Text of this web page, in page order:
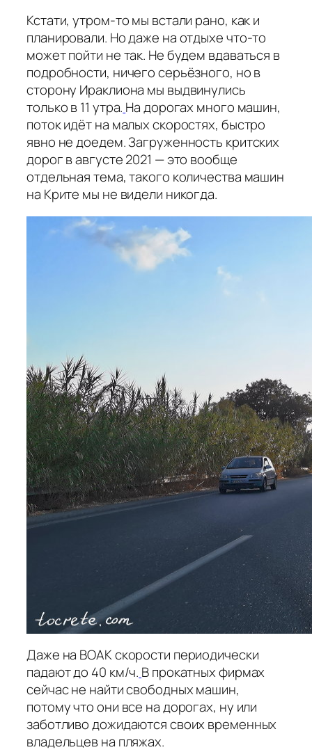
Кстати, утром-то мы встали рано, как и
планировали. Но даже на отдыхе что-то
может пойти не так. Не будем вдаваться в
подробности, ничего серьёзного, но в
сторону Ираклиона мы выдвинулись
только в 11 утра. На дорогах много машин,
поток идёт на малых скоростях, быстро
явно не доедем. Загруженность критских
дорог в августе 2021 — это вообще
отдельная тема, такого количества машин
на Крите мы не видели никогда.
Даже на ВОАК скорости периодически
падают до 40 км/ч. В прокатных фирмах
сейчас не найти свободных машин,
потому что они все на дорогах, ну или
заботливо дожидаются своих временных
владельцев на пляжах.